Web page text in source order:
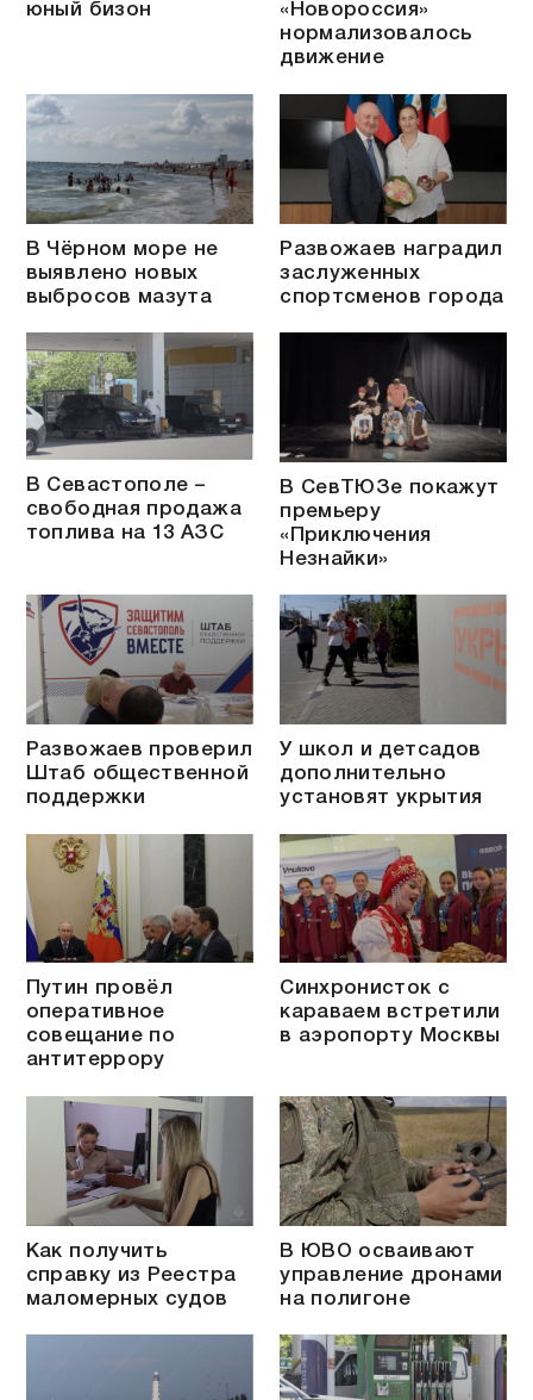
юный бизон
«Новороссия»
нормализовалось
движение
В Чёрном море не
выявлено новых
выбросов мазута
Развожаев наградил
заслуженных
спортсменов города
В Севастополе –
свободная продажа
топлива на 13 АЗС
В СевТЮЗе покажут
премьеру
«Приключения
Незнайки»
Развожаев проверил
Штаб общественной
поддержки
У школ и детсадов
дополнительно
установят укрытия
Путин провёл
оперативное
совещание по
антитеррору
Синхронисток с
караваем встретили
в аэропорту Москвы
Как получить
справку из Реестра
маломерных судов
В ЮВО осваивают
управление дронами
на полигоне